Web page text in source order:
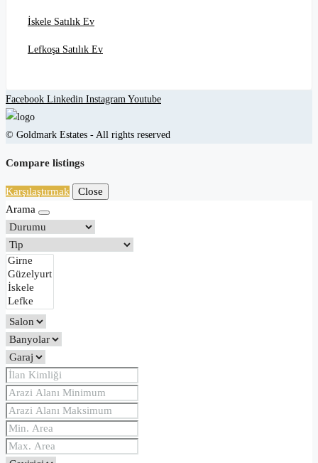
İskele Satılık Ev
Lefkoşa Satılık Ev
Facebook Linkedin Instagram Youtube
© Goldmark Estates - All rights reserved
Compare listings
Karşılaştırmak
Close
Arama